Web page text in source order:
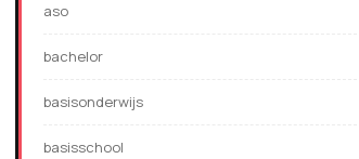
aso
bachelor
basisonderwijs
basisschool